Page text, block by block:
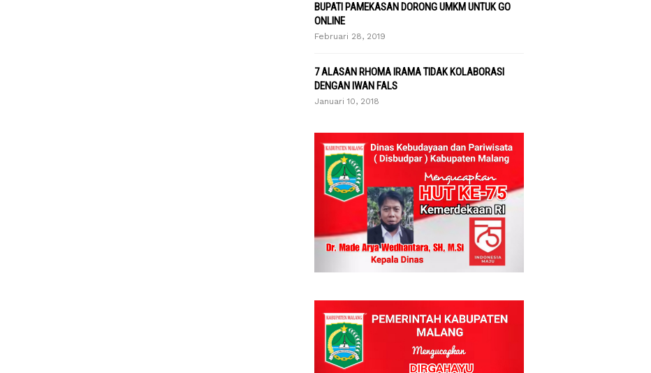
BUPATI PAMEKASAN DORONG UMKM UNTUK GO
ONLINE
Februari 28, 2019
7 ALASAN RHOMA IRAMA TIDAK KOLABORASI
DENGAN IWAN FALS
Januari 10, 2018